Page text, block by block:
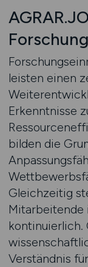
leisten einen
Erkenntnisse
bilden die
Gleichzeitig
Mitarbeitende
kontinuierlich.
Verständnis